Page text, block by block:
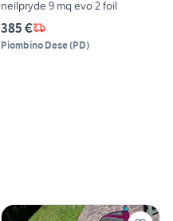
neilpryde 9 mq evo 2 foil
385 €
Piombino Dese(PD)